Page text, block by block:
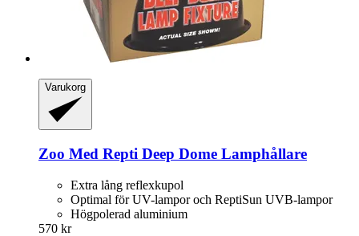
Varukorg
Zoo Med Repti Deep Dome Lamphållare
Extra lång reflexkupol
Optimal för UV-lampor och ReptiSun UVB-lampor
Högpolerad aluminium
570 kr